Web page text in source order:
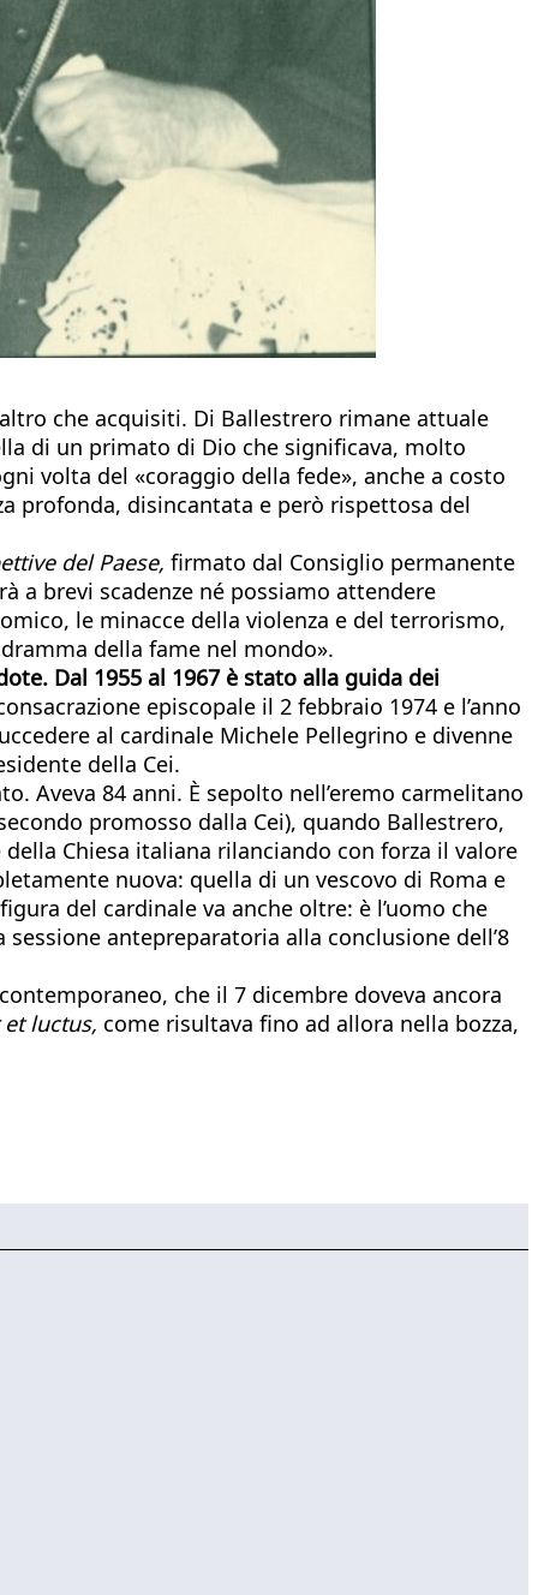
che acquisiti. Di Ballestrero rimane attuale
di un primato di Dio che significava, molto
volta del «coraggio della fede», anche a costo
profonda, disincantata e però rispettosa del
del Paese, firmato dal Consiglio permanente
a brevi scadenze né possiamo attendere
le minacce della violenza e del terrorismo,
della fame nel mondo».
Dal 1955 al 1967 è stato alla guida dei
episcopale il 2 febbraio 1974 e l’anno
al cardinale Michele Pellegrino e divenne
della Cei.
Aveva 84 anni. È sepolto nell’eremo carmelitano
promosso dalla Cei), quando Ballestrero,
Chiesa italiana rilanciando con forza il valore
nuova: quella di un vescovo di Roma e
del cardinale va anche oltre: è l’uomo che
antepreparatoria alla conclusione dell’8
che il 7 dicembre doveva ancora
luctus, come risultava fino ad allora nella bozza,